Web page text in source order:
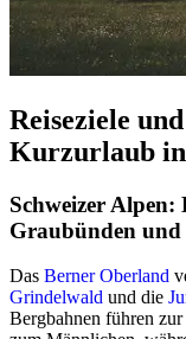
Reiseziele
Kurzurlaub in
Schweizer
Graubünden
Das Berner Oberland
Grindelwald und die
Bergbahnen führen